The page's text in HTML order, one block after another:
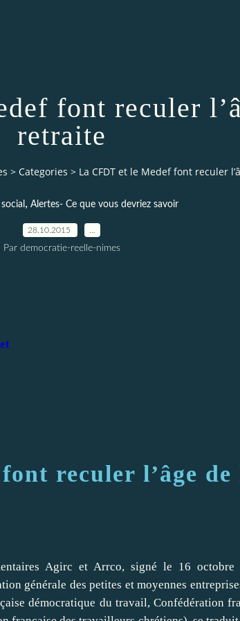
font reculer
retraite
> Categories > La CFDT et le Medef font reculer
, Alertes- Ce que vous devriez savoir
28.10.2015
Par democratie-reelle-nimes
reculer l’âge
Agirc et Arrco, signé le 16
générale des petites et moyennes
démocratique du travail, Confédération